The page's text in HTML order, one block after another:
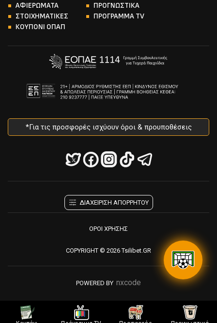
ΑΦΙΕΡΩΜΑΤΑ
ΠΡΟΓΝΩΣΤΙΚΑ
ΣΤΟΙΧΗΜΑΤΙΚΕΣ
ΠΡΟΓΡΑΜΜΑ TV
ΚΟΥΠΟΝΙ ΟΠΑΠ
*Για τις προσφορές ισχύουν όροι & προυποθέσεις
ΔΙΑΧΕΙΡΙΣΗ ΑΠΟΡΡΗΤΟΥ
ΟΡΟΙ ΧΡΗΣΗΣ
POWERED BY nxcode
COPYRIGHT © 2026 Tsilibet.GR